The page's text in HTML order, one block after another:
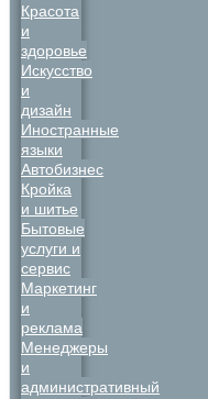
Красота
и
здоровье
Искусство
и
дизайн
Иностранные
языки
Автобизнес
Кройка
и шитье
Бытовые
услуги и
сервис
Маркетинг
и
реклама
Менеджеры
и
административный